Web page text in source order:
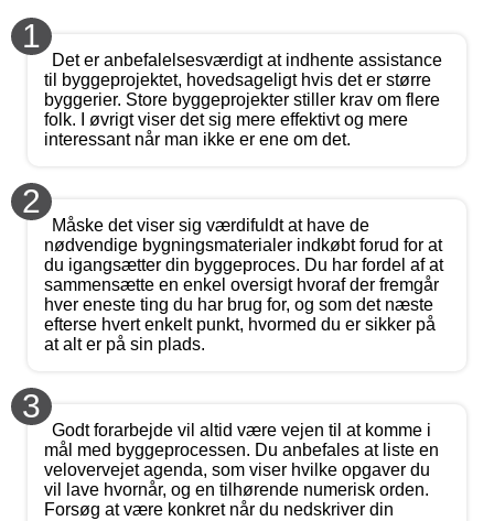
1
Det er anbefalelsesværdigt at indhente assistance
til byggeprojektet, hovedsageligt hvis det er større
byggerier. Store byggeprojekter stiller krav om flere
folk. I øvrigt viser det sig mere effektivt og mere
interessant når man ikke er ene om det.
2
Måske det viser sig værdifuldt at have de
nødvendige bygningsmaterialer indkøbt forud for at
du igangsætter din byggeproces. Du har fordel af at
sammensætte en enkel oversigt hvoraf der fremgår
hver eneste ting du har brug for, og som det næste
efterse hvert enkelt punkt, hvormed du er sikker på
at alt er på sin plads.
3
Godt forarbejde vil altid være vejen til at komme i
mål med byggeprocessen. Du anbefales at liste en
velovervejet agenda, som viser hvilke opgaver du
vil lave hvornår, og en tilhørende numerisk orden.
Forsøg at være konkret når du nedskriver din